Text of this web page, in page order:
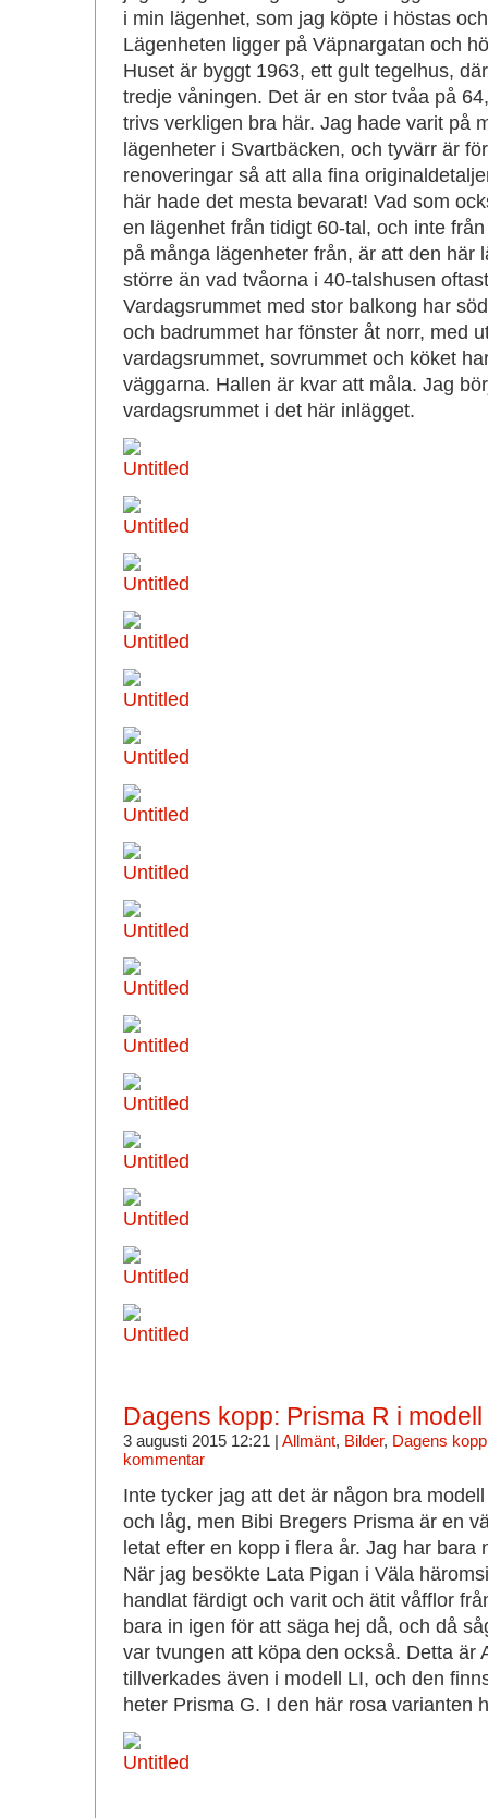
i min lägenhet, som jag köpte i höstas
Lägenheten ligger på Väpnargatan och
Huset är byggt 1963, ett gult tegelhus,
tredje våningen. Det är en stor tvåa på
trivs verkligen bra här. Jag hade varit på
lägenheter i Svartbäcken, och tyvärr är
renoveringar så att alla fina
här hade det mesta bevarat! Vad som
en lägenhet från tidigt 60-tal, och inte
på många lägenheter från, är att den här
större än vad tvåorna i 40-talshusen
Vardagsrummet med stor balkong har
och badrummet har fönster åt norr, med
vardagsrummet, sovrummet och köket
väggarna. Hallen är kvar att måla. Jag
vardagsrummet i det här inlägget.
Dagens kopp: Prisma R i
3 augusti 2015 12:21 | Allmänt, Bilder, Dagens kopp
kommentar
Inte tycker jag att det är någon bra
och låg, men Bibi Bregers Prisma är en
letat efter en kopp i flera år. Jag har bara
När jag besökte Lata Pigan i Väla
handlat färdigt och varit och ätit våfflor
bara in igen för att säga hej då, och då
var tvungen att köpa den också. Detta är
tillverkades även i modell LI, och den
heter Prisma G. I den här rosa varianten